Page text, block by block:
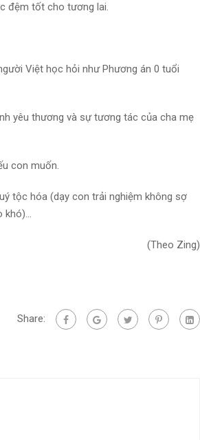
đệm tốt cho tương lai.
Việt học hỏi như Phương án 0 tuổi
yêu thương và sự tương tác của cha mẹ
con muốn.
tộc hóa (dạy con trải nghiệm không sợ
khó)…
(Theo Zing)
Share: